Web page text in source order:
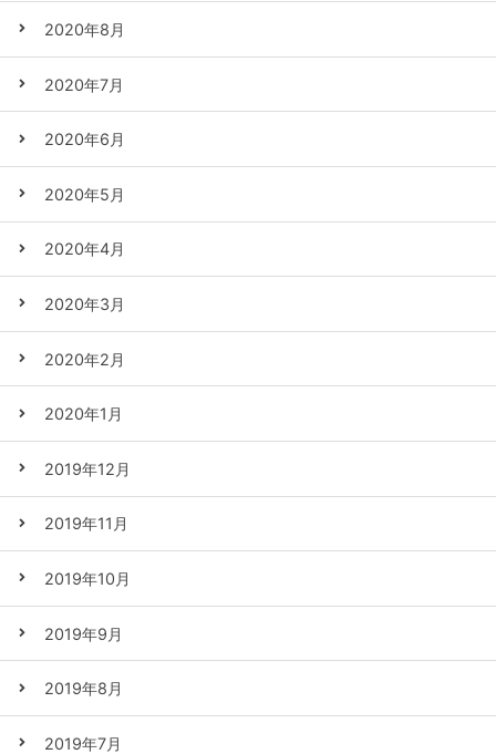
2020年8月
2020年7月
2020年6月
2020年5月
2020年4月
2020年3月
2020年2月
2020年1月
2019年12月
2019年11月
2019年10月
2019年9月
2019年8月
2019年7月